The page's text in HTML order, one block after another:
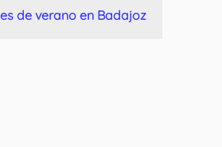
de verano en Badajoz